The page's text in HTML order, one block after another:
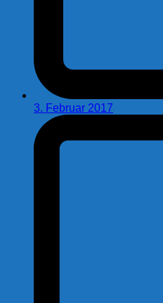
3. Februar 2017